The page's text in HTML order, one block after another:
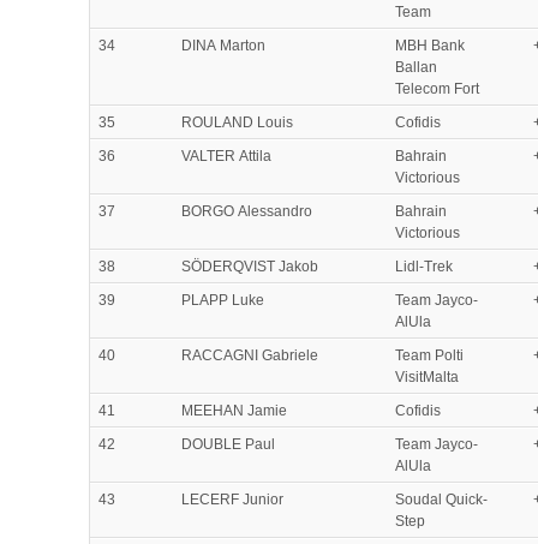
Team
34 DINA Marton
MBH Bank
Ballan
Telecom Fort
35 ROULAND Louis Cofidis
36
VALTER Attila
Bahrain
Victorious
37 BORGO Alessandro
Bahrain
Victorious
38 SÖDERQVIST Jakob Lidl-Trek
39
PLAPP Luke
Team Jayco-
AlUla
40 RACCAGNI Gabriele
Team Polti
VisitMalta
41 MEEHAN Jamie Cofidis
42
DOUBLE Paul
Team Jayco-
AlUla
43 LECERF Junior
Soudal Quick-
Step